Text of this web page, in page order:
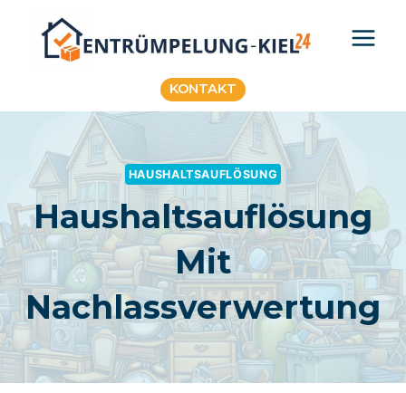
Inhalt
springen
KONTAKT
HAUSHALTSAUFLÖSUNG
Haushaltsauflösung
Mit
Nachlassverwertung